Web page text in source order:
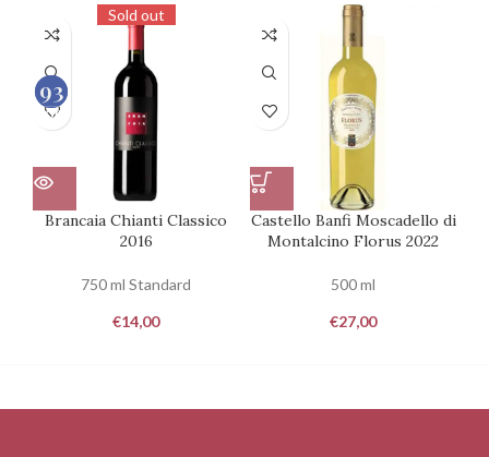
92
100
Sold out
Brancaia Chianti Classico
2016
750 ml Standard
€14,00
Castello Banfi Moscadello di
Montalcino Florus 2022
500 ml
€27,00
93
100